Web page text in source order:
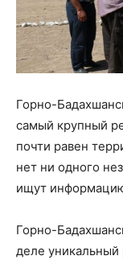
Горно-
самый крупный
почти равен
нет ни одного
ищут
Горно-
деле уникальный